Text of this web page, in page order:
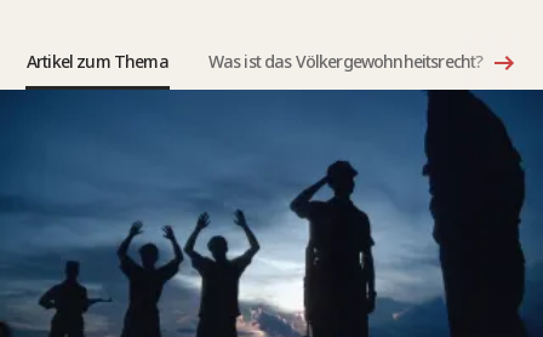
Artikel zum Thema Was ist das Völkergewohnheitsrecht?